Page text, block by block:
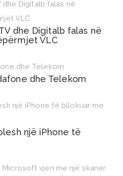
dhe Digitalb falas në
VLC
dhe Telekom
një iPhone të